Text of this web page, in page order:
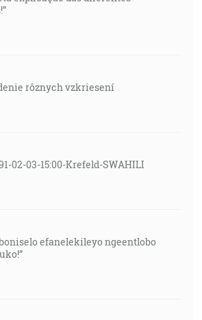
rôznych vzkriesení
02-03-15:00-Krefeld-SWAHILI
efanelekileyo ngeentlobo